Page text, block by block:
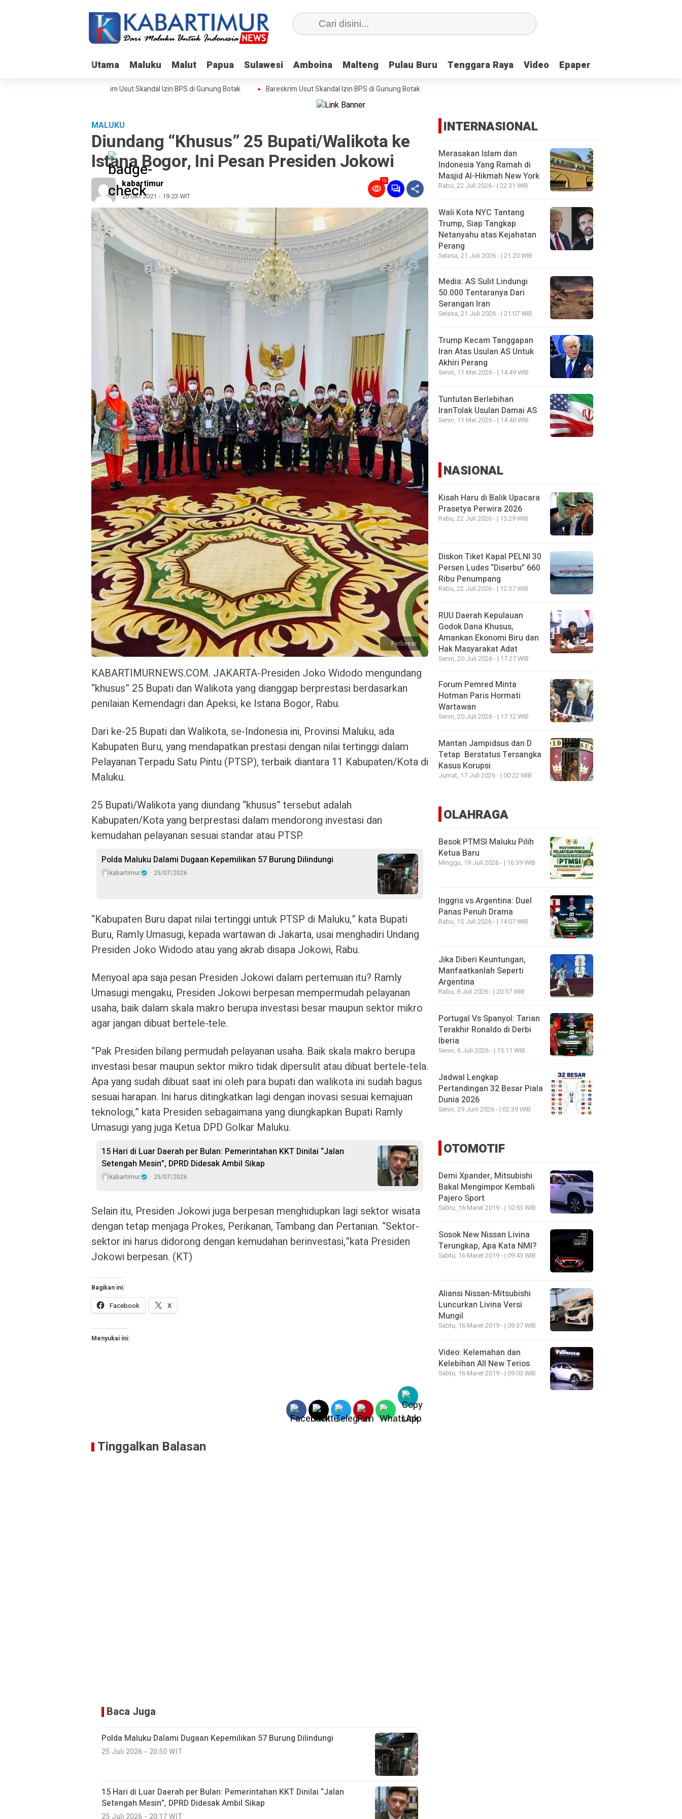
Utama Maluku Malut Papua Sulawesi Amboina Malteng Pulau Buru Tenggara Raya Video Epaper
Utama Maluku Malut Papua Sulawesi Amboina Malteng Pulau Buru Tenggara Raya Video Epaper
Bareskrim Usut Skandal Izin BPS di Gunung Botak Bareskrim Usut Skandal Izin BPS di Gunung Botak
MALUKU
Diundang “Khusus” 25 Bupati/Walikota ke
Istana Bogor, Ini Pesan Presiden Jokowi
kabartimur
20 Okt 2021 - 19:23 WIT
13
Perbesar
KABARTIMURNEWS.COM. JAKARTA-Presiden Joko Widodo mengundang
“khusus” 25 Bupati dan Walikota yang dianggap berprestasi berdasarkan
penilaian Kemendagri dan Apeksi, ke Istana Bogor, Rabu.
Dari ke-25 Bupati dan Walikota, se-Indonesia ini, Provinsi Maluku, ada
Kabupaten Buru, yang mendapatkan prestasi dengan nilai tertinggi dalam
Pelayanan Terpadu Satu Pintu (PTSP), terbaik diantara 11 Kabupaten/Kota di
Maluku.
25 Bupati/Walikota yang diundang “khusus” tersebut adalah
Kabupaten/Kota yang berprestasi dalam mendorong investasi dan
kemudahan pelayanan sesuai standar atau PTSP.
Polda Maluku Dalami Dugaan Kepemilikan 57 Burung Dilindungi
kabartimur 25/07/2026
“Kabupaten Buru dapat nilai tertinggi untuk PTSP di Maluku,” kata Bupati
Buru, Ramly Umasugi, kepada wartawan di Jakarta, usai menghadiri Undang
Presiden Joko Widodo atau yang akrab disapa Jokowi, Rabu.
Menyoal apa saja pesan Presiden Jokowi dalam pertemuan itu? Ramly
Umasugi mengaku, Presiden Jokowi berpesan mempermudah pelayanan
usaha, baik dalam skala makro berupa investasi besar maupun sektor mikro
agar jangan dibuat bertele-tele.
“Pak Presiden bilang permudah pelayanan usaha. Baik skala makro berupa
investasi besar maupun sektor mikro tidak dipersulit atau dibuat bertele-tela.
Apa yang sudah dibuat saat ini oleh para bupati dan walikota ini sudah bagus
sesuai harapan. Ini harus ditingkatkan lagi dengan inovasi sesuai kemajuan
teknologi,” kata Presiden sebagaimana yang diungkapkan Bupati Ramly
Umasugi yang juga Ketua DPD Golkar Maluku.
15 Hari di Luar Daerah per Bulan: Pemerintahan KKT Dinilai “Jalan
Setengah Mesin”, DPRD Didesak Ambil Sikap
kabartimur 25/07/2026
Selain itu, Presiden Jokowi juga berpesan menghidupkan lagi sektor wisata
dengan tetap menjaga Prokes, Perikanan, Tambang dan Pertanian. “Sektor-
sektor ini harus didorong dengan kemudahan berinvestasi,”kata Presiden
Jokowi berpesan. (KT)
Bagikan ini:
Facebook X
Menyukai ini:
Tinggalkan Balasan
Baca Juga
Polda Maluku Dalami Dugaan Kepemilikan 57 Burung Dilindungi
25 Juli 2026 - 20:50 WIT
15 Hari di Luar Daerah per Bulan: Pemerintahan KKT Dinilai “Jalan
Setengah Mesin”, DPRD Didesak Ambil Sikap
25 Juli 2026 - 20:17 WIT
INTERNASIONAL
Merasakan Islam dan
Indonesia Yang Ramah di
Masjid Al-Hikmah New York
Rabu, 22 Juli 2026 - | 22:31 WIB
Wali Kota NYC Tantang
Trump, Siap Tangkap
Netanyahu atas Kejahatan
Perang
Selasa, 21 Juli 2026 - | 21:20 WIB
Media: AS Sulit Lindungi
50.000 Tentaranya Dari
Serangan Iran
Selasa, 21 Juli 2026 - | 21:07 WIB
Trump Kecam Tanggapan
Iran Atas Usulan AS Untuk
Akhiri Perang
Senin, 11 Mei 2026 - | 14:49 WIB
Tuntutan Berlebihan
IranTolak Usulan Damai AS
Senin, 11 Mei 2026 - | 14:40 WIB
NASIONAL
Kisah Haru di Balik Upacara
Prasetya Perwira 2026
Rabu, 22 Juli 2026 - | 13:29 WIB
Diskon Tiket Kapal PELNI 30
Persen Ludes “Diserbu” 660
Ribu Penumpang
Rabu, 22 Juli 2026 - | 12:37 WIB
RUU Daerah Kepulauan
Godok Dana Khusus,
Amankan Ekonomi Biru dan
Hak Masyarakat Adat
Senin, 20 Juli 2026 - | 17:27 WIB
Forum Pemred Minta
Hotman Paris Hormati
Wartawan
Senin, 20 Juli 2026 - | 17:12 WIB
Mantan Jampidsus dan D
Tetap Berstatus Tersangka
Kasus Korupsi
Jumat, 17 Juli 2026 - | 00:22 WIB
OLAHRAGA
Besok PTMSI Maluku Pilih
Ketua Baru
Minggu, 19 Juli 2026 - | 16:39 WIB
Inggris vs Argentina: Duel
Panas Penuh Drama
Rabu, 15 Juli 2026 - | 14:07 WIB
Jika Diberi Keuntungan,
Manfaatkanlah Seperti
Argentina
Rabu, 8 Juli 2026 - | 20:57 WIB
Portugal Vs Spanyol: Tarian
Terakhir Ronaldo di Derbi
Iberia
Senin, 6 Juli 2026 - | 15:11 WIB
Jadwal Lengkap
Pertandingan 32 Besar Piala
Dunia 2026
Senin, 29 Juni 2026 - | 02:39 WIB
OTOMOTIF
Demi Xpander, Mitsubishi
Bakal Mengimpor Kembali
Pajero Sport
Sabtu, 16 Maret 2019 - | 10:53 WIB
Sosok New Nissan Livina
Terungkap, Apa Kata NMI?
Sabtu, 16 Maret 2019 - | 09:43 WIB
Aliansi Nissan-Mitsubishi
Luncurkan Livina Versi
Mungil
Sabtu, 16 Maret 2019 - | 09:37 WIB
Video: Kelemahan dan
Kelebihan All New Terios
Sabtu, 16 Maret 2019 - | 09:03 WIB